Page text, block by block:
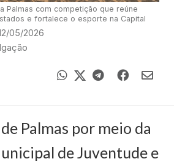
Palmas com competição que reúne
e fortalece o esporte na Capital
05/2026
Palmas por meio da
de Juventude e